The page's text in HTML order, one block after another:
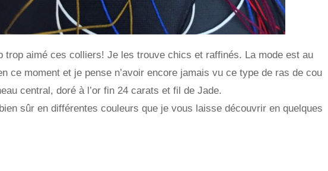
trop aimé ces colliers! Je les trouve chics et raffinés. La mode est au
ce moment et je pense n’avoir encore jamais vu ce type de ras de cou
central, doré à l’or fin 24 carats et fil de Jade.
sûr en différentes couleurs que je vous laisse découvrir en quelques